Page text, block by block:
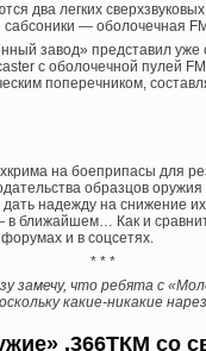
два легких
— оболочечная
завод» представил
с оболочечной пулей
поперечником,
на боеприпасы для
образцов
надежду на снижение
ближайшем… Как и
и в соцсетях.
* * *
замечу, что ребята с
какие-никакие
.366ТКМ со